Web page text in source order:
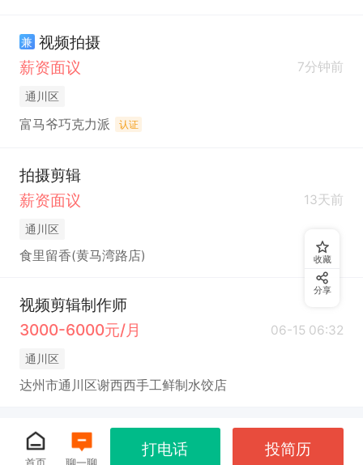
兼 视频拍摄
薪资面议
7分钟前
通川区
富马爷巧克力派 认证
拍摄剪辑
薪资面议
13天前
通川区
食里留香(黄马湾路店)
视频剪辑制作师
3000-6000元/月
06-15 06:32
通川区
达州市通川区谢西西手工鲜制水饺店
收藏
分享
打电话 投简历